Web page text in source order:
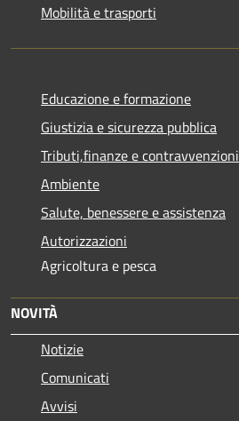
Mobilità e trasporti
Educazione e formazione
Giustizia e sicurezza pubblica
Tributi,finanze e contravvenzioni
Ambiente
Salute, benessere e assistenza
Autorizzazioni
Agricoltura e pesca
NOVITÀ
Notizie
Comunicati
Avvisi